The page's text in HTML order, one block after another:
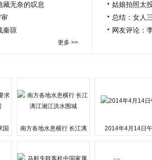
藏无奈的叹息
审
秦琼
更多 >>
姑娘拍照太
总结：女人
网友评论：
国
南方各地水患横行 长江漓
2014年4月14日